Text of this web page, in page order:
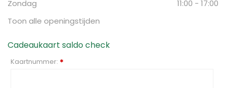
Zondag
11:00 - 17:00
Toon alle openingstijden
Cadeaukaart saldo check
Kaartnummer: *